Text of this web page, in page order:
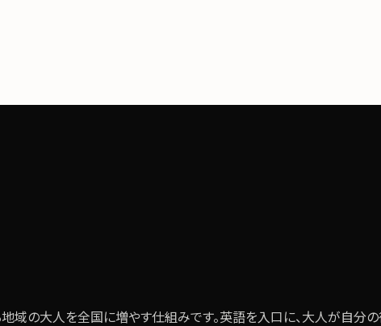
の大人を全国に増やす仕組みです。英語を入口に、大人が自分